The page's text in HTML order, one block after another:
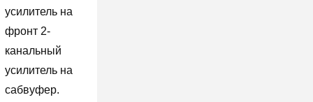
усилитель на
фронт 2-
канальный
усилитель на
сабвуфер.